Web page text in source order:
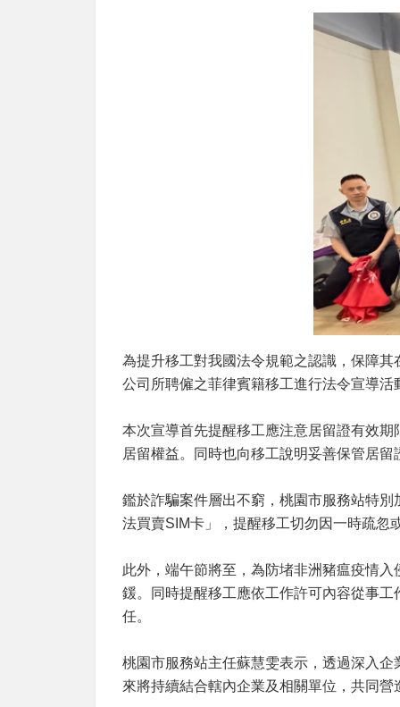
為提升移工對我國法令規範之認識，保障
公司所聘僱之菲律賓籍移工進行法令宣導
本次宣導首先提醒移工應注意居留證有效
居留權益。同時也向移工說明妥善保管居
鑑於詐騙案件層出不窮，桃園市服務站特別
法買賣SIM卡」，提醒移工切勿因一時疏忽
此外，端午節將至，為防堵非洲豬瘟疫情
鍰。同時提醒移工應依工作許可內容從事
任。
桃園市服務站主任蘇慧雯表示，透過深入
來將持續結合轄內企業及相關單位，共同